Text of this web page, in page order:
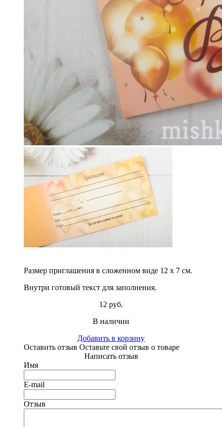
Размер приглашения в сложенном виде 12 х 7 см.
Внутри готовый текст для заполнения.
12 руб.
В наличии
Добавить в корзину
Оставить отзыв Оставьте свой отзыв о товаре
Написать отзыв
Имя
E-mail
Отзыв